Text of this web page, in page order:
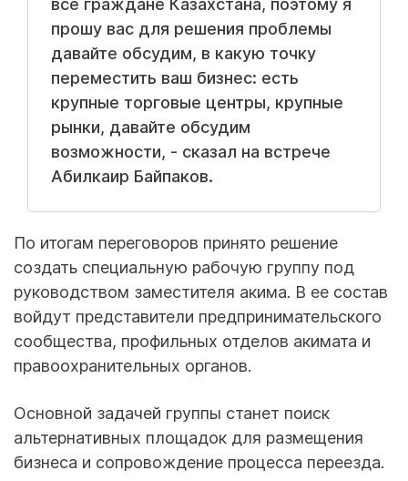
все граждане Казахстана, поэтому я
прошу вас для решения проблемы
давайте обсудим, в какую точку
переместить ваш бизнес: есть
крупные торговые центры, крупные
рынки, давайте обсудим
возможности, - сказал на встрече
Абилкаир Байпаков.
По итогам переговоров принято решение
создать специальную рабочую группу под
руководством заместителя акима. В ее состав
войдут представители предпринимательского
сообщества, профильных отделов акимата и
правоохранительных органов.
Основной задачей группы станет поиск
альтернативных площадок для размещения
бизнеса и сопровождение процесса переезда.